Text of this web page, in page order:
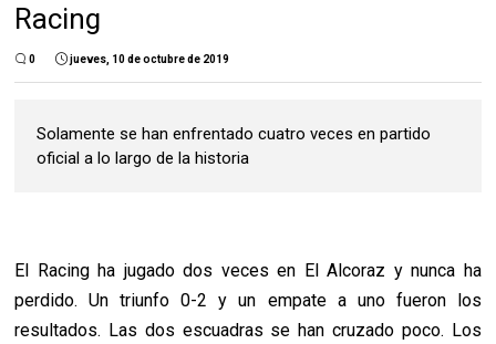
Racing
0 jueves, 10 de octubre de 2019
Solamente se han enfrentado cuatro veces en partido
oficial a lo largo de la historia
El Racing ha jugado dos veces en El Alcoraz y nunca ha
perdido. Un triunfo 0-2 y un empate a uno fueron los
resultados. Las dos escuadras se han cruzado poco. Los